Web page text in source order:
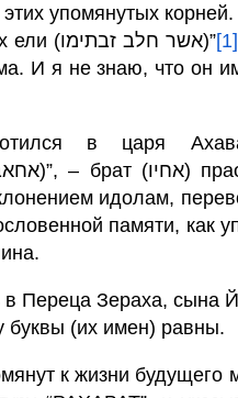
этих упомянутых
учителя, что (отрывок): “Которые туки (жир) их ели (אשר חלב זבתימו)”
[1]
И я не знаю, что он
в царя
идолам,
памяти, как
Переца Зераха, сына
буквы (их имен) равны.
к жизни будущего